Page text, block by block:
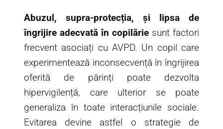
Abuzul, supra-protecția, și lipsa de
îngrijire adecvată în copilărie sunt factori
frecvent asociați cu AVPD. Un copil care
experimentează inconsecvență în îngrijirea
oferită de părinți poate dezvolta
hipervigilență, care ulterior se poate
generaliza în toate interacțiunile sociale.
Evitarea devine astfel o strategie de